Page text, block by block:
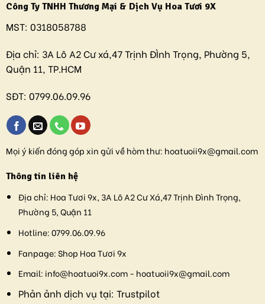
Công Ty TNHH Thương Mại & Dịch Vụ Hoa Tươi 9X
MST: 0318058788
Địa chỉ: 3A Lô A2 Cư xá,47 Trịnh ĐÌnh Trọng, Phường 5,
Quận 11, TP.HCM
SĐT: 0799.06.09.96
Mọi ý kiến đóng góp xin gửi về hòm thư: hoatuoii9x@gmail.com
Thông tin liên hệ
Địa chỉ: Hoa Tươi 9x, 3A Lô A2 Cư Xá,47 Trịnh Đình Trọng,
Phường 5, Quận 11
Hotline:0799.06.09.96
Fanpage:Shop Hoa Tươi 9x
Email: info@hoatuoi9x.com - hoatuoii9x@gmail.com
Phản ảnh dịch vụ tại: Trustpilot